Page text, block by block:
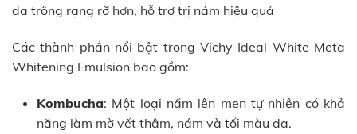
da trông rạng rỡ hơn, hỗ trợ trị nám hiệu quả
Các thành phần nổi bật trong Vichy Ideal White Meta
Whitening Emulsion bao gồm:
Kombucha: Một loại nấm lên men tự nhiên có khả
năng làm mờ vết thâm, nám và tối màu da.